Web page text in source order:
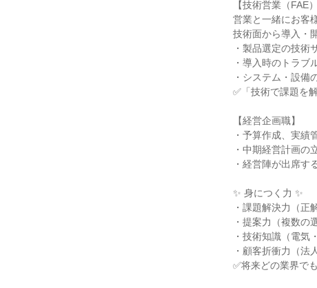
【技術営業（FAE）
営業と一緒にお客
技術面から導入・
・製品選定の技術
・導入時のトラブ
・システム・設備
✅「技術で課題を
【経営企画職】
・予算作成、実績
・中期経営計画の
・経営陣が出席す
✨ 身につく力 ✨
・課題解決力（正
・提案力（複数の
・技術知識（電気
・顧客折衝力（法
✅将来どの業界で